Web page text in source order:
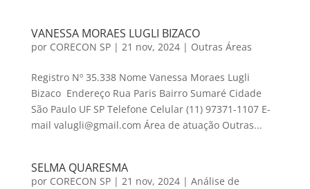
VANESSA MORAES LUGLI BIZACO
por CORECON SP| 21 nov, 2024| Outras Áreas
Registro Nº 35.338 Nome Vanessa Moraes Lugli
Bizaco Endereço Rua Paris Bairro Sumaré Cidade
São Paulo UF SP Telefone Celular (11) 97371-1107 E-
mail valugli@gmail.com Área de atuação Outras...
SELMA QUARESMA
por CORECON SP| 21 nov, 2024| Análise de